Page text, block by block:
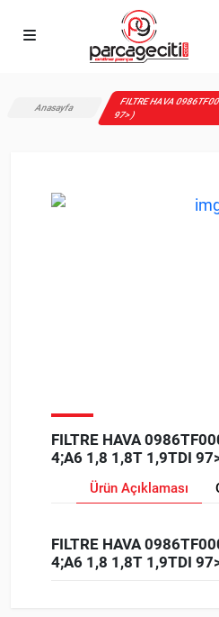
Anasayfa
FILTRE HAVA
97> )
FILTRE HAVA
4;A6 1,8 1,8T 1,9TDI
Ürün Açıklaması
FILTRE HAVA
4;A6 1,8 1,8T 1,9TDI